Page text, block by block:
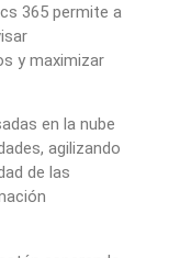
365 permite a
y maximizar
en la nube
agilizando
de las